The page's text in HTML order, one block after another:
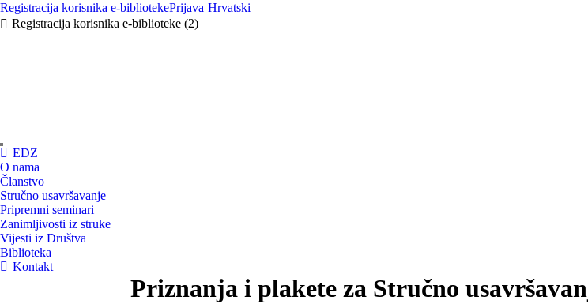
Registracija korisnika e-bibliotekePrijava Hrvatski
Registracija korisnika e-biblioteke (2)
EDZ
O nama
Članstvo
Stručno usavršavanje
Pripremni seminari
Zanimljivosti iz struke
Vijesti iz Društva
Biblioteka
Kontakt
Priznanja i plakete za Stručno